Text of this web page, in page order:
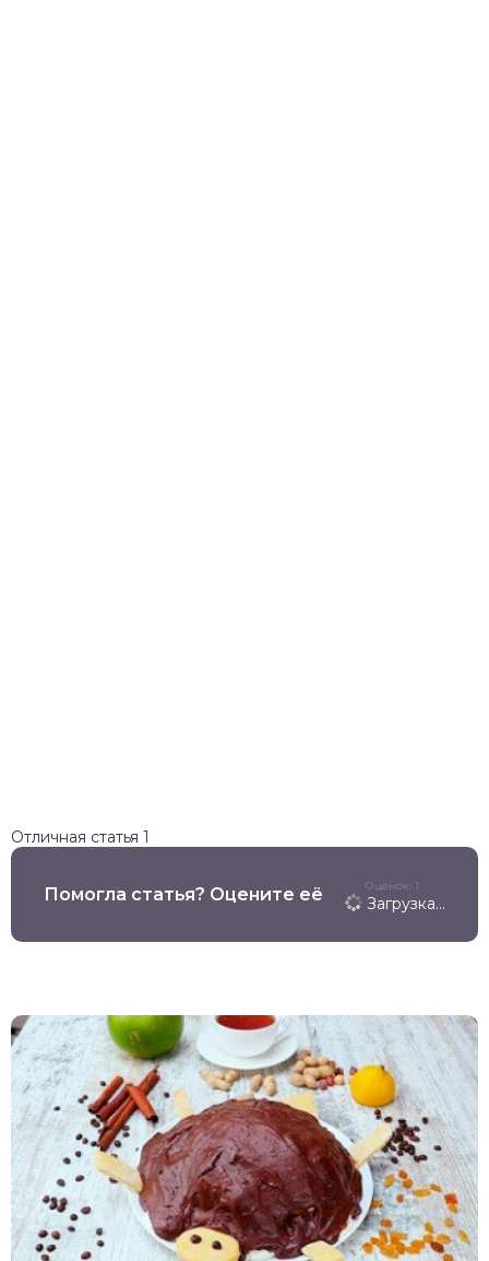
Отличная статья 1
Помогла статья? Оцените её Оценок: 1
Загрузка...